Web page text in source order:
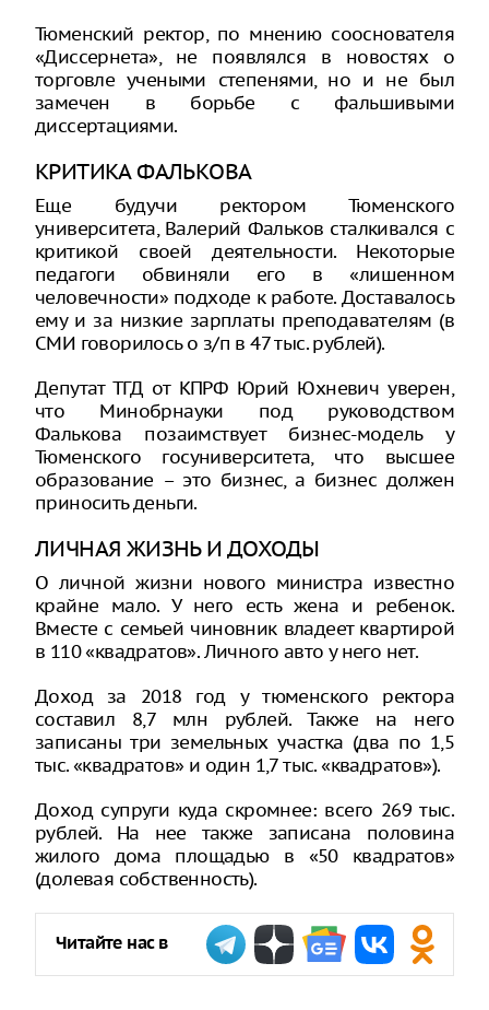
Тюменский ректор, по мнению сооснователя
«Диссернета», не появлялся в новостях о
торговле учеными степенями, но и не был
замечен в борьбе с фальшивыми
диссертациями.
КРИТИКА ФАЛЬКОВА
Еще будучи ректором Тюменского
университета, Валерий Фальков сталкивался с
критикой своей деятельности. Некоторые
педагоги обвиняли его в «лишенном
человечности» подходе к работе. Доставалось
ему и за низкие зарплаты преподавателям (в
СМИ говорилось о з/п в 47 тыс. рублей).
Депутат ТГД от КПРФ Юрий Юхневич уверен,
что Минобрнауки под руководством
Фалькова позаимствует бизнес-модель у
Тюменского госуниверситета, что высшее
образование – это бизнес, а бизнес должен
приносить деньги.
ЛИЧНАЯ ЖИЗНЬ И ДОХОДЫ
О личной жизни нового министра известно
крайне мало. У него есть жена и ребенок.
Вместе с семьей чиновник владеет квартирой
в 110 «квадратов». Личного авто у него нет.
Доход за 2018 год у тюменского ректора
составил 8,7 млн рублей. Также на него
записаны три земельных участка (два по 1,5
тыс. «квадратов» и один 1,7 тыс. «квадратов»).
Доход супруги куда скромнее: всего 269 тыс.
рублей. На нее также записана половина
жилого дома площадью в «50 квадратов»
(долевая собственность).
Читайте нас в